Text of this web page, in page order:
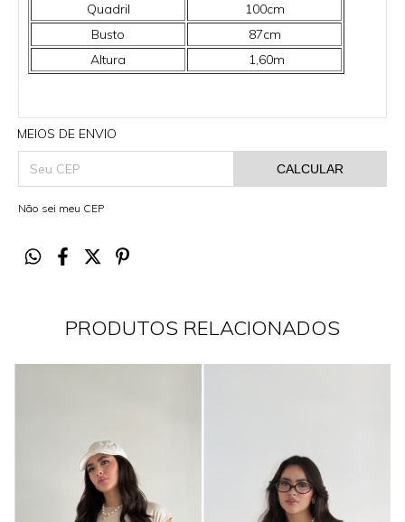
Quadril
100cm
Busto
87cm
Altura
1,60m
MEIOS DE ENVIO
CALCULAR
Não sei meu CEP
PRODUTOS RELACIONADOS